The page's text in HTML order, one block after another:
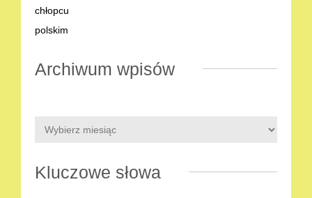
Archiwum wpisów
Kluczowe słowa